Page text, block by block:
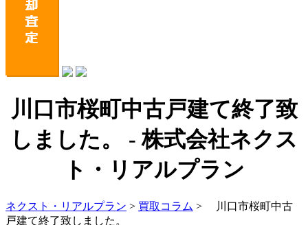
川口市桜町中古戸建て終了致
しました。 - 株式会社ネクス
ト・リアルプラン
ネクスト・リアルプラン > 買取コラム > 川口市桜町中古
戸建て終了致しました。